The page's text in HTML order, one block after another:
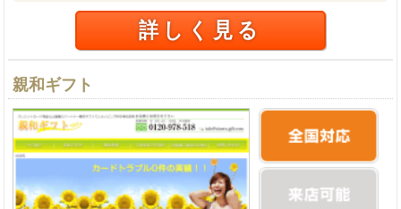
詳しく見る
親和ギフト